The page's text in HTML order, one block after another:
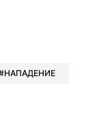
Viber
в Whatsapp
в Messenger
в LinkedIn
НАПАДЕНИЕ